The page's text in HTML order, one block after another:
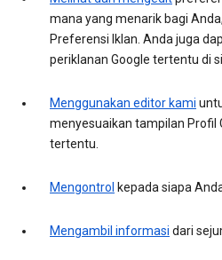
mana yang menarik bagi
Preferensi Iklan. Anda juga
periklanan Google tertentu di
Menggunakan editor kami
menyesuaikan tampilan Profil
tertentu.
Mengontrol kepada siapa
Mengambil informasi dari